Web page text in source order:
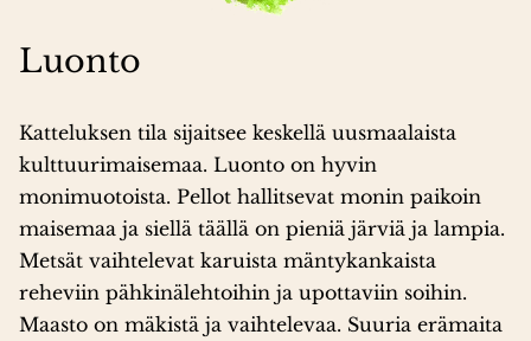
Luonto
Katteluksen tila sijaitsee keskellä uusmaalaista
kulttuurimaisemaa. Luonto on hyvin
monimuotoista. Pellot hallitsevat monin paikoin
maisemaa ja siellä täällä on pieniä järviä ja lampia.
Metsät vaihtelevat karuista mäntykankaista
reheviin pähkinälehtoihin ja upottaviin soihin.
Maasto on mäkistä ja vaihtelevaa. Suuria erämaita